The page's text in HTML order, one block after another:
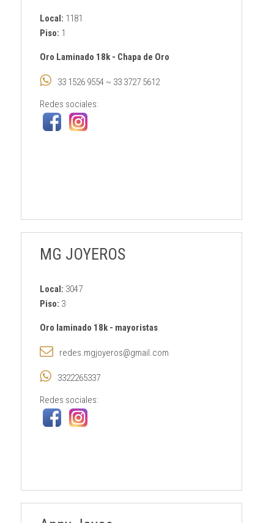
Local: 1181
Piso: 1
Oro Laminado 18k- Chapa de Oro
33 1526 9554 ~ 33 3727 5612
Redes sociales:
MG JOYEROS
Local: 3047
Piso: 3
Oro laminado 18k- mayoristas
redes.mgjoyeros@gmail.com
3322265337
Redes sociales: